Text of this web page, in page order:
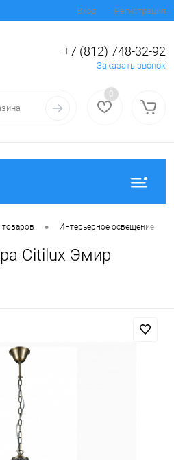
Вход Регистрация
+7 (812) 748-32-92
Заказать звонок
0
товаров • Интерьерное освещение
Citilux Эмир